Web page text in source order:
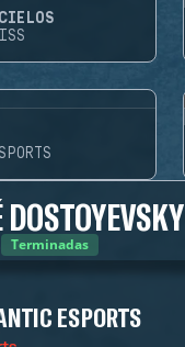
DOSTOYEVSKY
Terminadas
ESPORTS